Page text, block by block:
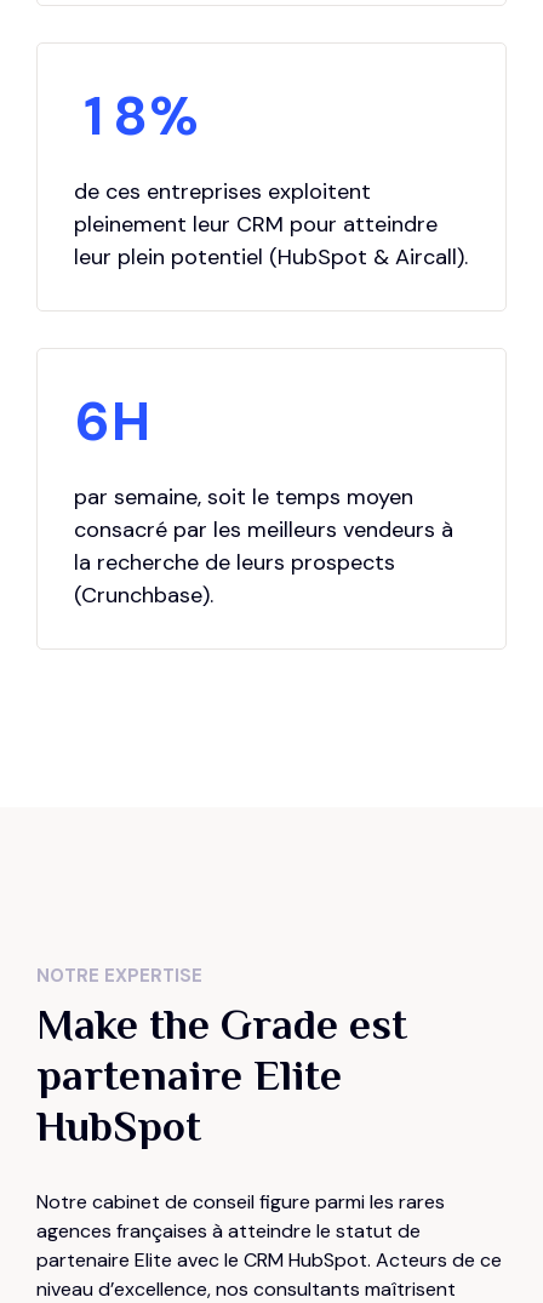
0
0
1
2
3
4
5
6
7
8
7
8
9
0
%
de ces entreprises exploitent
pleinement leur CRM pour atteindre
leur plein potentiel (HubSpot & Aircall).
1
2
3
4
5
6
7
8
9
H
par semaine, soit le temps moyen
consacré par les meilleurs vendeurs à
la recherche de leurs prospects
(Crunchbase).
NOTRE EXPERTISE
Make the Grade est
partenaire Elite
HubSpot
Notre cabinet de conseil figure parmi les rares
agences françaises à atteindre le statut de
partenaire Elite avec le CRM HubSpot. Acteurs de ce
niveau d’excellence, nos consultants maîtrisent